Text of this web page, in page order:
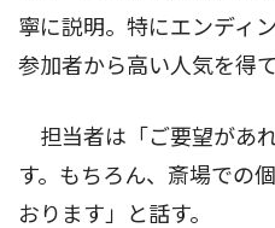
寧に説明。特にエンディ
参加者から高い人気を得て
担当者は「ご要望があ
す。もちろん、斎場での
おります」と話す。